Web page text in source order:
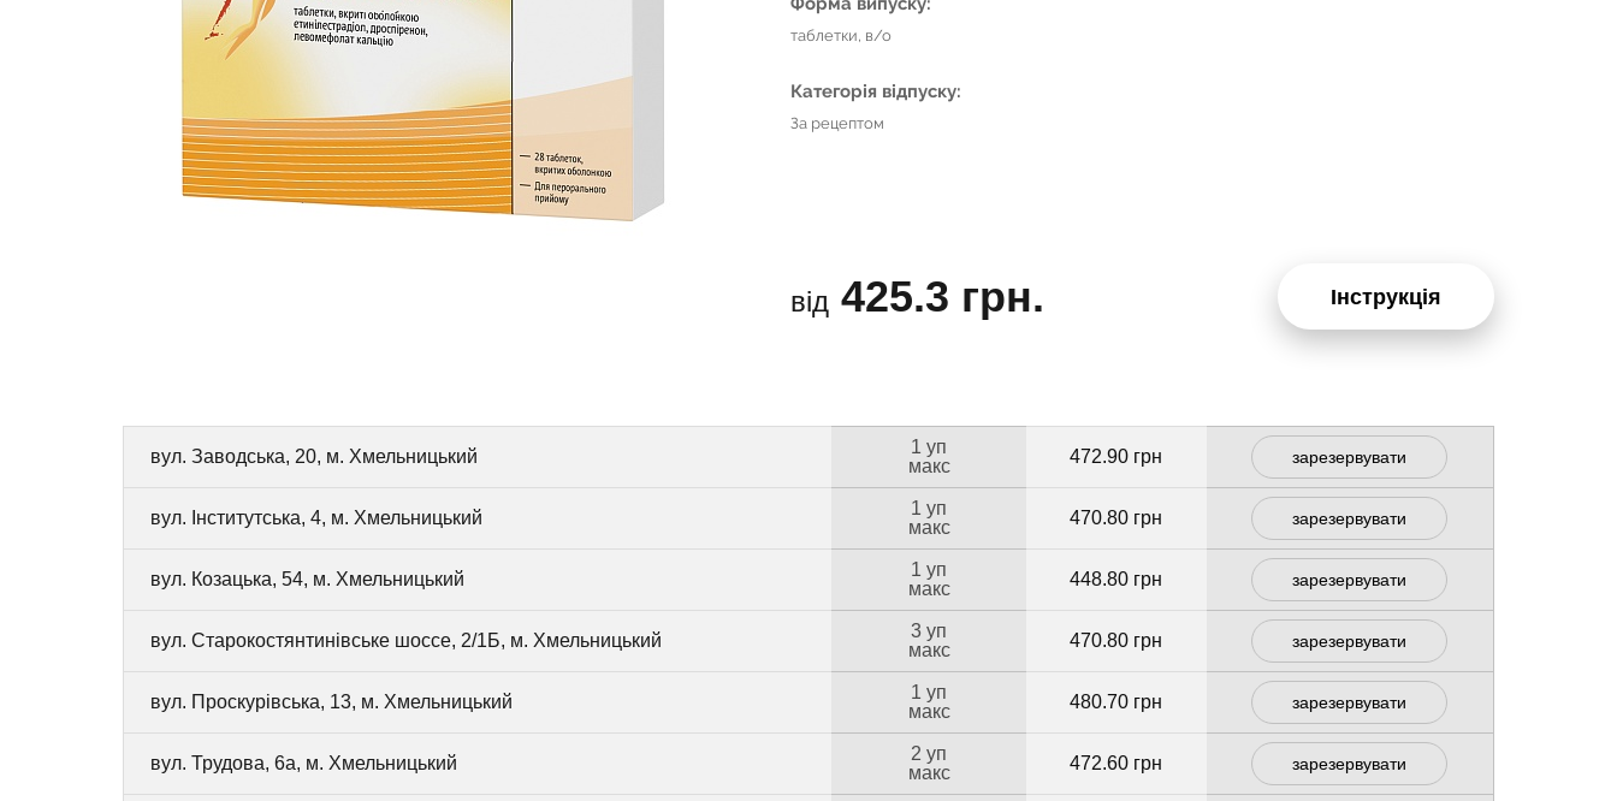
таблетки, в/о
Категорія відпуску:
За рецептом
від 425.3 грн. Інструкція
вул. Заводська, 20, м. Хмельницький
1 уп
макс
472.90 грн зарезервувати
вул. Інститутська, 4, м. Хмельницький
1 уп
макс
470.80 грн зарезервувати
вул. Козацька, 54, м. Хмельницький
1 уп
макс
448.80 грн зарезервувати
вул. Старокостянтинівське шоссе, 2/1Б, м. Хмельницький
3 уп
макс
470.80 грн зарезервувати
вул. Проскурівська, 13, м. Хмельницький
1 уп
макс
480.70 грн зарезервувати
вул. Трудова, 6а, м. Хмельницький
2 уп
макс
472.60 грн зарезервувати